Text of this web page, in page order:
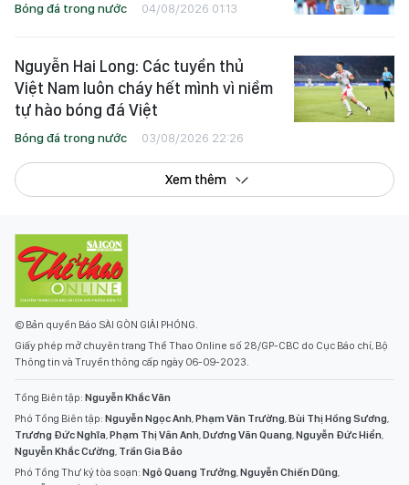
Bóng đá trong nước 04/08/2026 01:13
Nguyễn Hai Long: Các tuyển thủ
Việt Nam luôn cháy hết mình vì niềm
tự hào bóng đá Việt
Bóng đá trong nước 03/08/2026 22:26
Xem thêm
© Bản quyền Báo SÀI GÒN GIẢI PHÓNG.
Giấy phép mở chuyên trang Thể Thao Online số 28/GP-CBC do Cục Báo chí, Bộ
Thông tin và Truyền thông cấp ngày 06-09-2023.
Tổng Biên tập: Nguyễn Khắc Văn
Phó Tổng Biên tập: Nguyễn Ngọc Anh,Phạm Văn Trường,Bùi Thị Hồng Sương,
Trương Đức Nghĩa,Phạm Thị Vân Anh,Dương Văn Quang,Nguyễn Đức Hiển,
Nguyễn Khắc Cường, Trần Gia Bảo
Phó Tổng Thư ký tòa soạn: Ngô Quang Trưởng,Nguyễn Chiến Dũng,